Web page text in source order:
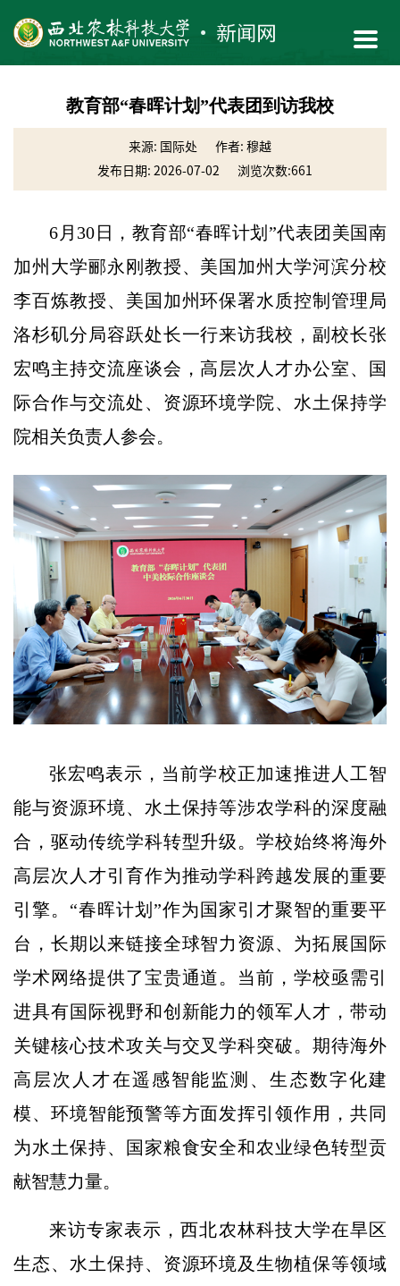
教育部“春晖计划”代表团到访我校
来源: 国际处
作者: 穆越
发布日期: 2026-07-02
浏览次数:661
6月30日，教育部“春晖计划”代表团美国南
加州大学郦永刚教授、美国加州大学河滨分校
李百炼教授、美国加州环保署水质控制管理局
洛杉矶分局容跃处长一行来访我校，副校长张
宏鸣主持交流座谈会，高层次人才办公室、国
际合作与交流处、资源环境学院、水土保持学
院相关负责人参会。
张宏鸣表示，当前学校正加速推进人工智
能与资源环境、水土保持等涉农学科的深度融
合，驱动传统学科转型升级。学校始终将海外
高层次人才引育作为推动学科跨越发展的重要
引擎。“春晖计划”作为国家引才聚智的重要平
台，长期以来链接全球智力资源、为拓展国际
学术网络提供了宝贵通道。当前，学校亟需引
进具有国际视野和创新能力的领军人才，带动
关键核心技术攻关与交叉学科突破。期待海外
高层次人才在遥感智能监测、生态数字化建
模、环境智能预警等方面发挥引领作用，共同
为水土保持、国家粮食安全和农业绿色转型贡
献智慧力量。
来访专家表示，西北农林科技大学在旱区
生态、水土保持、资源环境及生物植保等领域